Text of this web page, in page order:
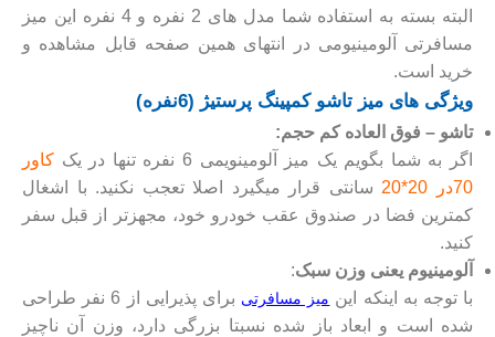
البته بسته به استفاده شما مدل های 2 نفره و 4 نفره این میز
مسافرتی آلومینیومی در انتهای همین صفحه قابل مشاهده و
خرید است.
ویژگی های میز تاشو کمپینگ پرستیژ (6نفره)
تاشو – فوق العاده کم حجم:
اگر به شما بگویم یک میز آلومینویمی 6 نفره تنها در یک
کاور
70در 20*20
سانتی قرار میگیرد اصلا تعجب نکنید. با اشغال
کمترین فضا در صندوق عقب خودرو خود، مجهزتر از قبل سفر
کنید.
آلومینیوم یعنی وزن سبک:
با توجه به اینکه این میز مسافرتی
برای پذیرایی از 6 نفر طراحی
شده است و ابعاد باز شده نسبتا بزرگی دارد، وزن آن ناچیز